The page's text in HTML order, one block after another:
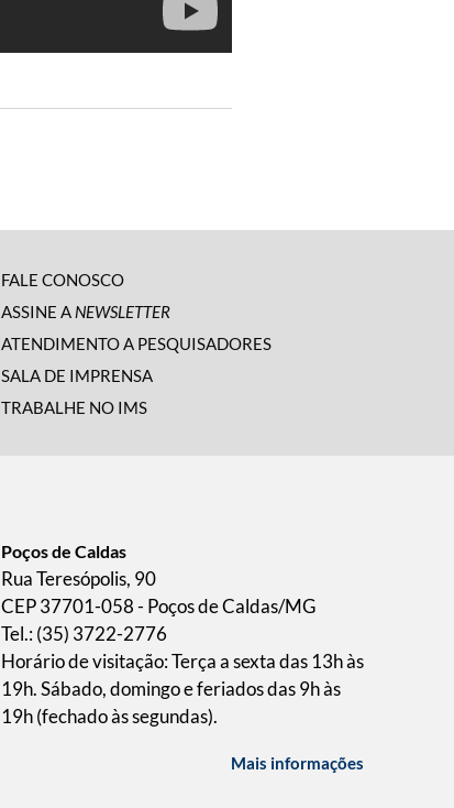
FALE CONOSCO
ASSINE A NEWSLETTER
ATENDIMENTO A PESQUISADORES
SALA DE IMPRENSA
TRABALHE NO IMS
Poços de Caldas
Rua Teresópolis, 90
CEP 37701-058 - Poços de Caldas/MG
Tel.: (35) 3722-2776
Horário de visitação: Terça a sexta das 13h às
19h. Sábado, domingo e feriados das 9h às
19h (fechado às segundas).
Mais informações